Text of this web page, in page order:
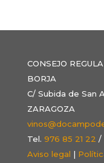
CONSEJO
BORJA
C/ Subida de San
ZARAGOZA
Tel. 976 85 21 22 /
Aviso legal |